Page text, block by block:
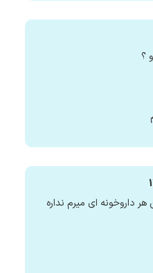
؟
داروخونه ای میرم نداره